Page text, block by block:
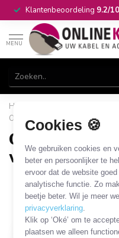
Cookies 🍪
We gebruiken cookies en
beter en persoonlijker te
ervoor dat de website
analytische functie. Zo
beetje beter. Wil je meer
privacyverklaring
Klik op ‘Oké’ om te
plaatsen we alleen
Klantenbeoordeling 9.2/10
MENU
Home
Overspanningsbeveiliger
voudig
1 PRODUCT
Filters